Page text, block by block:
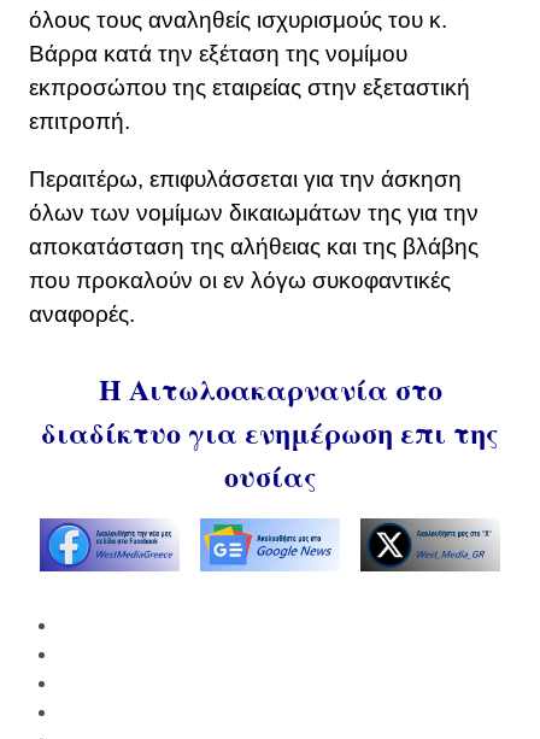
όλους τους αναληθείς ισχυρισμούς του κ.
Βάρρα κατά την εξέταση της νομίμου
εκπροσώπου της εταιρείας στην εξεταστική
επιτροπή.
Περαιτέρω, επιφυλάσσεται για την άσκηση
όλων των νομίμων δικαιωμάτων της για την
αποκατάσταση της αλήθειας και της βλάβης
που προκαλούν οι εν λόγω συκοφαντικές
αναφορές.
Η Αιτωλοακαρνανία στο
διαδίκτυο για ενημέρωση επι της
ουσίας